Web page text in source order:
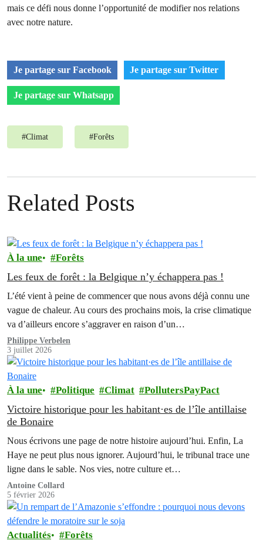
mais ce défi nous donne l’opportunité de modifier nos relations
avec notre nature.
Je partage sur Facebook Je partage sur Twitter
Je partage sur Whatsapp
#Climat #Forêts
Related Posts
À la une Forêts
Les feux de forêt : la Belgique n’y échappera pas !
L’été vient à peine de commencer que nous avons déjà connu une
vague de chaleur. Au cours des prochains mois, la crise climatique
va d’ailleurs encore s’aggraver en raison d’un…
Philippe Verbelen
3 juillet 2026
À la une Politique Climat PollutersPayPact
Victoire historique pour les habitant·es de l’île antillaise
de Bonaire
Nous écrivons une page de notre histoire aujourd’hui. Enfin, La
Haye ne peut plus nous ignorer. Aujourd’hui, le tribunal trace une
ligne dans le sable. Nos vies, notre culture et…
Antoine Collard
5 février 2026
Actualités Forêts